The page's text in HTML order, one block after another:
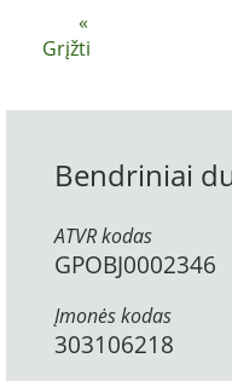
«
Grįžti
Bendriniai
ATVR kodas
GPOBJ0002346
Įmonės kodas
303106218